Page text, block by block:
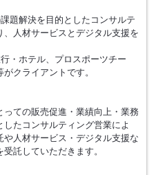
題解決を目的としたコンサルテ
、人材サービスとデジタル支援を
・ホテル、プロスポーツチー
クライアントです。
っての販売促進・業績向上・業務
したコンサルティング営業によ
や人材サービス・デジタル支援な
託していただきます。